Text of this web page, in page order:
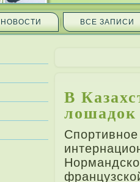
НОВОСТИ ВСЕ ЗАПИ­СИ
В
лошадок